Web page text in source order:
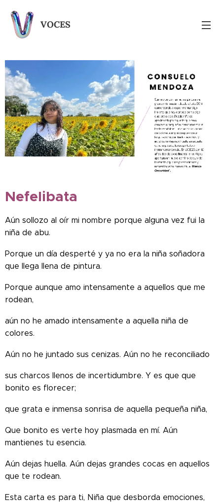
VOCES
Nefelibata
Aún sollozo al oír mi nombre porque alguna vez fui la
niña de abu.
Porque un día desperté y ya no era la niña soñadora
que llega llena de pintura.
Porque aunque amo intensamente a aquellos que me
rodean,
aún no he amado intensamente a aquella niña de
colores.
Aún no he juntado sus cenizas. Aún no he reconciliado
sus charcos llenos de incertidumbre. Y es que que
bonito es florecer;
que grata e inmensa sonrisa de aquella pequeña niña,
Que bonito es verte hoy plasmada en mí. Aún
mantienes tu esencia.
Aún dejas huella. Aún dejas grandes cocas en aquellos
que te rodean.
Esta carta es para ti, Niña que desborda emociones,